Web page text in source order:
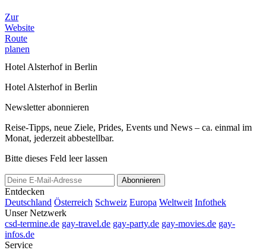
Zur
Website
Route
planen
Hotel Alsterhof in Berlin
Hotel Alsterhof in Berlin
Newsletter abonnieren
Reise-Tipps, neue Ziele, Prides, Events und News – ca. einmal im
Monat, jederzeit abbestellbar.
Bitte dieses Feld leer lassen
Abonnieren
Entdecken
Deutschland Österreich Schweiz Europa Weltweit Infothek
Unser Netzwerk
csd-termine.de gay-travel.de gay-party.de gay-movies.de gay-
infos.de
Service